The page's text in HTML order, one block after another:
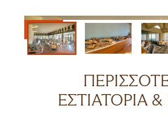
ΕΣΤΙΑΤΌΡΙΑ